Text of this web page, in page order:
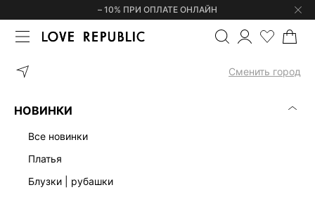
– 10% ПРИ ОПЛАТЕ ОНЛАЙН
Сменить город
НОВИНКИ
все новинки
платья
блузки | рубашки
ГЛАВНАЯ ДЖИНСЫ RELAXED CО